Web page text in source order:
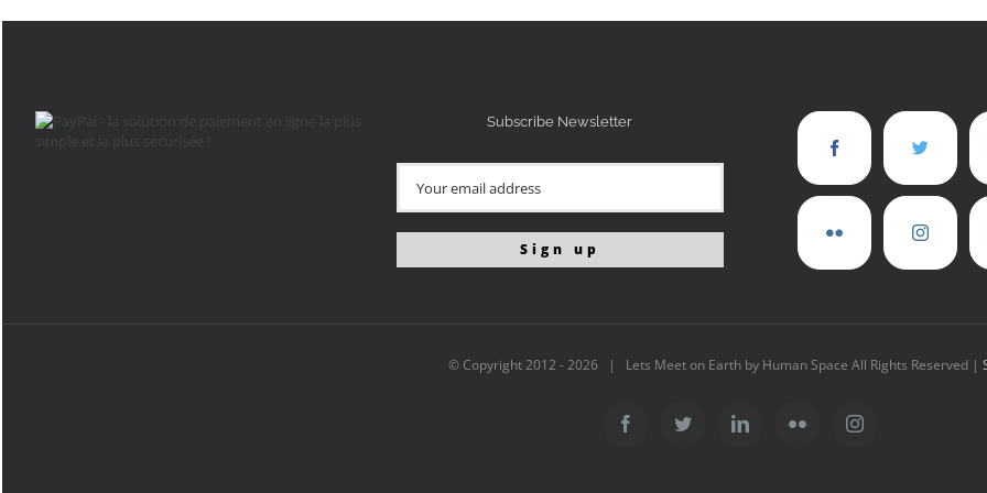
Subscribe Newsletter
© Copyright 2012 -2026 | Lets Meet on Earth by Human Space All Rights Reserved |
FacebookTwitter LinkedInFlickr Instagram